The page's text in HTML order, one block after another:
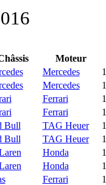
Moteur
Mercedes
Mercedes
Ferrari
Ferrari
Bull TAG Heuer
Bull TAG Heuer
Honda
Honda
Ferrari